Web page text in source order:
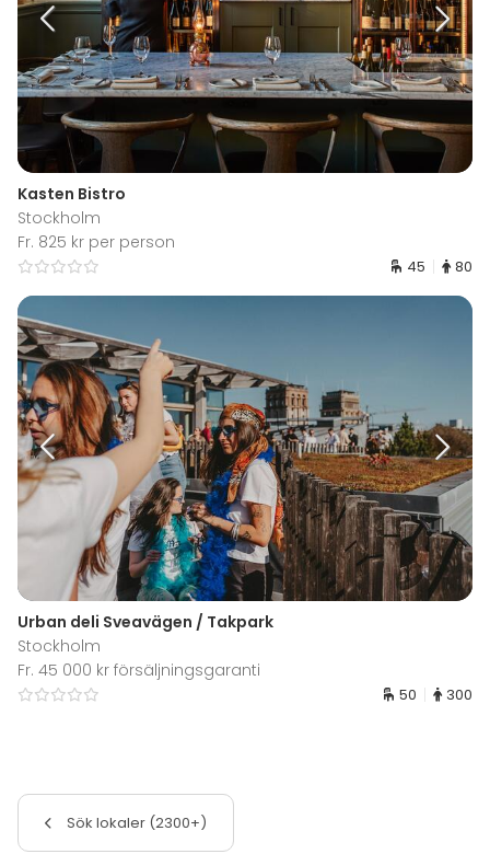
Kasten Bistro
Stockholm
Fr. 825 kr per person
45 80
Urban deli Sveavägen / Takpark
Stockholm
Fr. 45 000 kr försäljningsgaranti
50 300
Sök lokaler (2300+)